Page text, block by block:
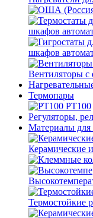
шкафов
шкафов
Вентиляторы с
Термопары
PT100
Регуляторы,
Материалы для
Керамические
Термостойкие